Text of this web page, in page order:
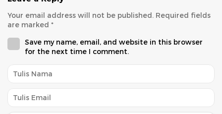
Your email address will not be published. Required fields
are marked *
Save my name, email, and website in this browser
for the next time I comment.